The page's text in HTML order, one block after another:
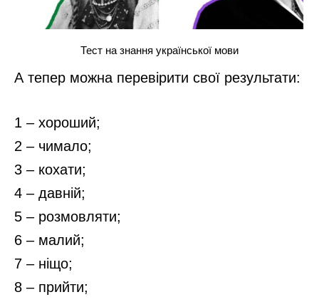
Тест на знання української мови
А тепер можна перевірити свої результати:
1 – хороший;
2 – чимало;
3 – кохати;
4 – давній;
5 – розмовляти;
6 – малий;
7 – ніщо;
8 – прийти;